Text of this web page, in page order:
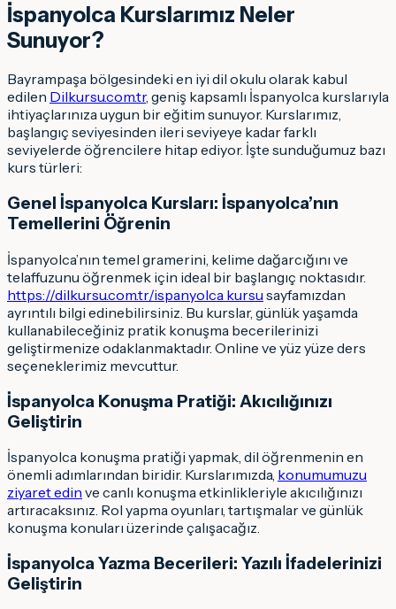
İspanyolca Kurslarımız Neler
Sunuyor?
Bayrampaşa bölgesindeki en iyi dil okulu olarak kabul
edilen Dilkursu.com.tr, geniş kapsamlı İspanyolca kurslarıyla
ihtiyaçlarınıza uygun bir eğitim sunuyor. Kurslarımız,
başlangıç seviyesinden ileri seviyeye kadar farklı
seviyelerde öğrencilere hitap ediyor. İşte sunduğumuz bazı
kurs türleri:
Genel İspanyolca Kursları: İspanyolca’nın
Temellerini Öğrenin
İspanyolca’nın temel gramerini, kelime dağarcığını ve
telaffuzunu öğrenmek için ideal bir başlangıç noktasıdır.
https://dilkursu.com.tr/ispanyolca kursu sayfamızdan
ayrıntılı bilgi edinebilirsiniz. Bu kurslar, günlük yaşamda
kullanabileceğiniz pratik konuşma becerilerinizi
geliştirmenize odaklanmaktadır. Online ve yüz yüze ders
seçeneklerimiz mevcuttur.
İspanyolca Konuşma Pratiği: Akıcılığınızı
Geliştirin
İspanyolca konuşma pratiği yapmak, dil öğrenmenin en
önemli adımlarından biridir. Kurslarımızda, konumumuzu
ziyaret edin ve canlı konuşma etkinlikleriyle akıcılığınızı
artıracaksınız. Rol yapma oyunları, tartışmalar ve günlük
konuşma konuları üzerinde çalışacağız.
İspanyolca Yazma Becerileri: Yazılı İfadelerinizi
Geliştirin